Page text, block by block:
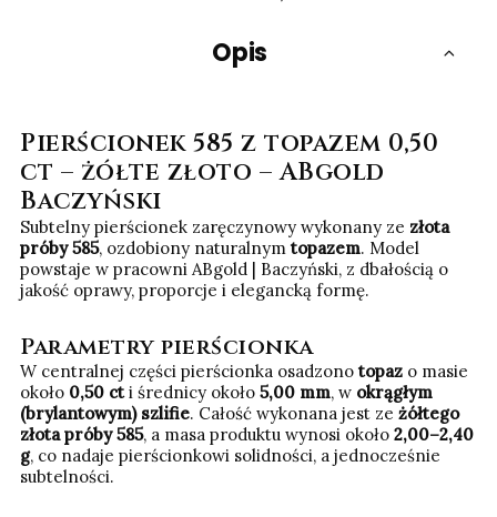
Opis
Pierścionek 585 z topazem 0,50
ct – żółte złoto – ABgold
Baczyński
Subtelny pierścionek zaręczynowy wykonany ze złota
próby 585, ozdobiony naturalnym topazem. Model
powstaje w pracowni ABgold | Baczyński, z dbałością o
jakość oprawy, proporcje i elegancką formę.
Parametry pierścionka
W centralnej części pierścionka osadzono topaz o masie
około 0,50 cti średnicy około 5,00 mm, w okrągłym
(brylantowym) szlifie. Całość wykonana jest ze żółtego
złota próby 585, a masa produktu wynosi około 2,00–2,40
g, co nadaje pierścionkowi solidności, a jednocześnie
subtelności.